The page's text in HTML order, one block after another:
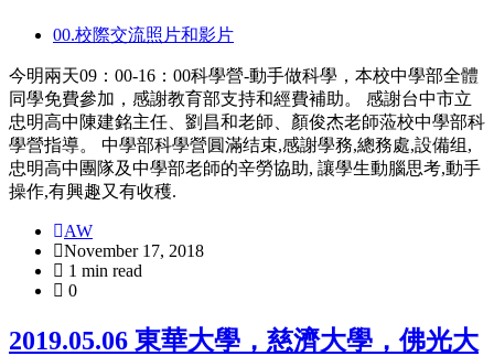
00.校際交流照片和影片
今明兩天09：00-16：00科學營-動手做科學，本校中學部全體
同學免費參加，感謝教育部支持和經費補助。 感謝台中市立
忠明高中陳建銘主任、劉昌和老師、顏俊杰老師蒞校中學部科
學營指導。 中學部科學營圓滿结束,感謝學務,總務處,設備组,
忠明高中團隊及中學部老師的辛勞協助, 讓學生動腦思考,動手
操作,有興趣又有收穫.
AW
November 17, 2018
1 min read
0
2019.05.06 東華大學，慈濟大學，佛光大